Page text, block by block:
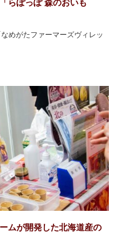
らぽっぽ 森のおいも
めがたファーマーズヴィレッ
ムが開発した北海道産の